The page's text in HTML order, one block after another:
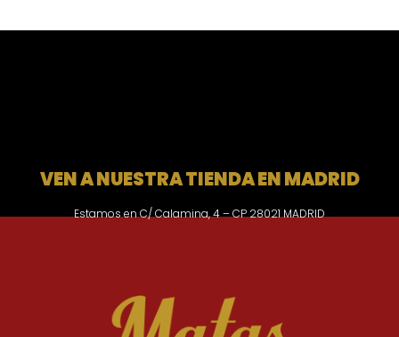
VEN A NUESTRA TIENDA EN MADRID
Estamos en C/ Calamina, 4 – CP 28021 MADRID